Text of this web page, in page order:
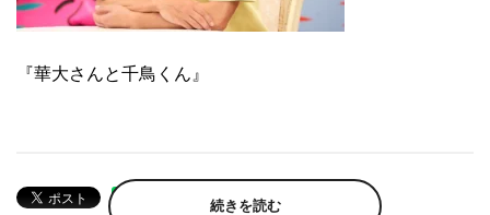
『華大さんと千鳥くん』
続きを読む